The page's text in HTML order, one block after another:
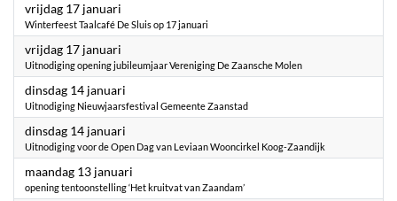
vrijdag 17 januari
Winterfeest Taalcafé De Sluis op 17 januari
vrijdag 17 januari
Uitnodiging opening jubileumjaar Vereniging De Zaansche Molen
dinsdag 14 januari
Uitnodiging Nieuwjaarsfestival Gemeente Zaanstad
dinsdag 14 januari
Uitnodiging voor de Open Dag van Leviaan Wooncirkel Koog-Zaandijk
maandag 13 januari
opening tentoonstelling ‘Het kruitvat van Zaandam’